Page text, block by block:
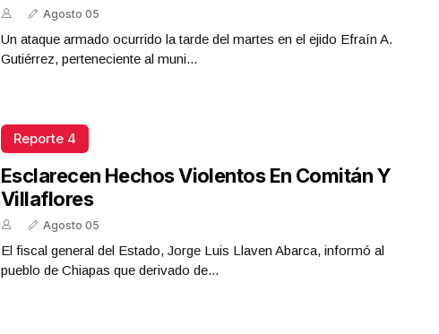
Agosto 05
Un ataque armado ocurrido la tarde del martes en el ejido Efraín A.
Gutiérrez, perteneciente al muni...
Reporte 4
Esclarecen Hechos Violentos En Comitán Y
Villaflores
Agosto 05
El fiscal general del Estado, Jorge Luis Llaven Abarca, informó al
pueblo de Chiapas que derivado de...